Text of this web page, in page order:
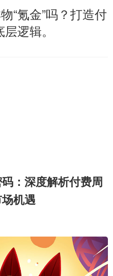
“氪金”吗？打造付
逻辑。
：深度解析付费周
机遇